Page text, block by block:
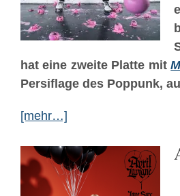
hat eine zweite Platte mit
Persiflage des Poppunk,
[mehr…]